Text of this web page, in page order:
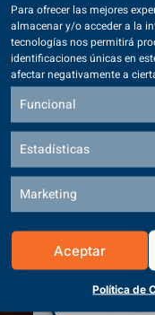
Para ofrecer las mejores
almacenar y/o acceder a la
tecnologías nos permitirá
identificaciones únicas en
afectar negativamente a
Funcional
Estadísticas
Marketing
Aceptar
Política de
Volver a